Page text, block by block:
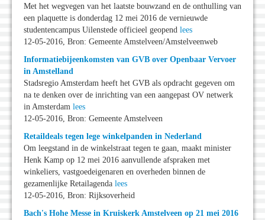
Met het wegvegen van het laatste bouwzand en de onthulling van
een plaquette is donderdag 12 mei 2016 de vernieuwde
studentencampus Uilenstede officieel geopend lees
12-05-2016, Bron: Gemeente Amstelveen/Amstelveenweb
Informatiebijeenkomsten van GVB over Openbaar Vervoer
in Amstelland
Stadsregio Amsterdam heeft het GVB als opdracht gegeven om
na te denken over de inrichting van een aangepast OV netwerk
in Amsterdam lees
12-05-2016, Bron: Gemeente Amstelveen
Retaildeals tegen lege winkelpanden in Nederland
Om leegstand in de winkelstraat tegen te gaan, maakt minister
Henk Kamp op 12 mei 2016 aanvullende afspraken met
winkeliers, vastgoedeigenaren en overheden binnen de
gezamenlijke Retailagenda lees
12-05-2016, Bron: Rijksoverheid
Bach's Hohe Messe in Kruiskerk Amstelveen op 21 mei 2016